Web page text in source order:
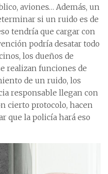
aviones… Además, un
si un ruido es de
tendría que cargar con
podría desatar todo
los dueños de
realizan funciones de
de un ruido, los
responsable llegan con
cierto protocolo, hacen
que la policía hará eso